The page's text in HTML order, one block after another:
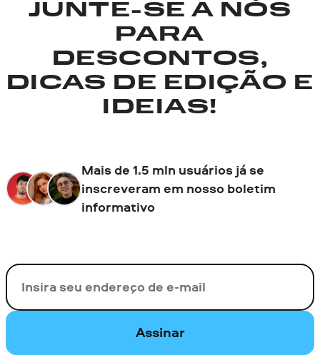
JUNTE-SE A NÓS
PARA
DESCONTOS,
DICAS DE EDIÇÃO E
IDEIAS!
Mais de 1.5 mln usuários já se
inscreveram em nosso boletim
informativo
Seu e-mail
Assinar